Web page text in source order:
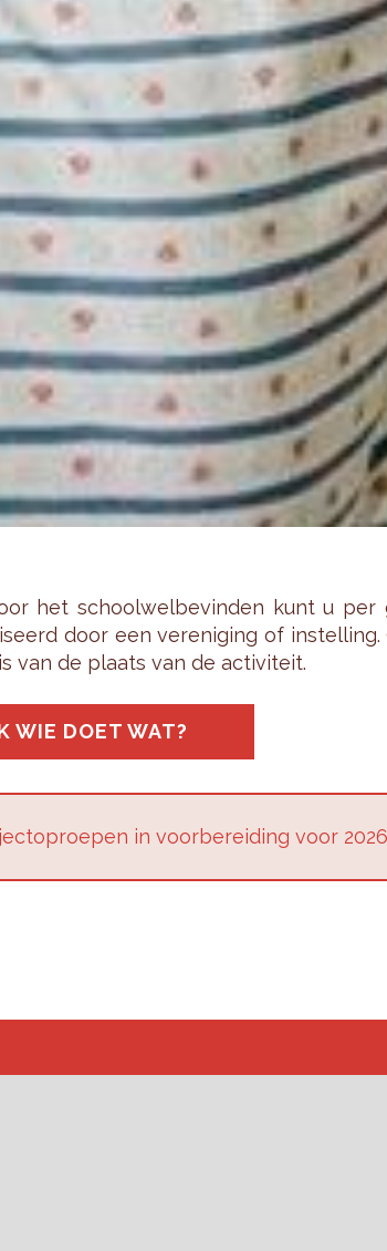
het school­wel­be­vin­den kunt u
door een ver­e­ni­ging of
van de plaats van de ac­ti­vi­teit.
WIE DOET WAT?
in voor­be­rei­ding voor